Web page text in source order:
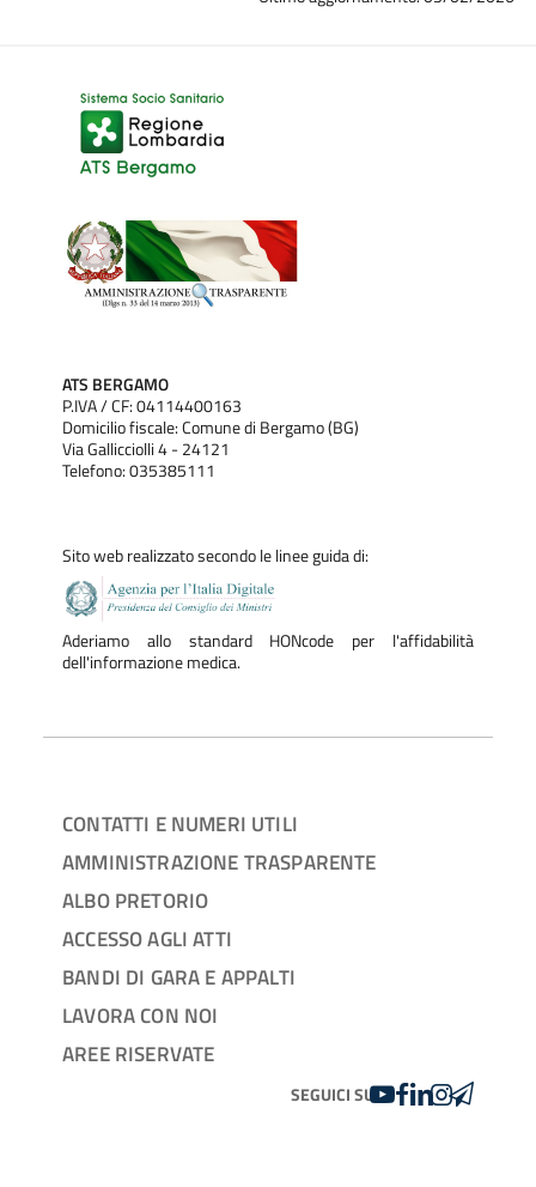
ATS BERGAMO
P.IVA / CF: 04114400163
Domicilio fiscale: Comune di Bergamo (BG)
Via Gallicciolli 4 - 24121
Telefono: 035385111
Sito web realizzato secondo le linee guida di:
Aderiamo allo standard HONcode per l'affidabilità
dell'informazione medica.
CONTATTI E NUMERI UTILI
AMMINISTRAZIONE TRASPARENTE
ALBO PRETORIO
ACCESSO AGLI ATTI
BANDI DI GARA E APPALTI
LAVORA CON NOI
AREE RISERVATE
SEGUICI SUYOUTUBE
FACEBOOK
LINKEDIN
INSTAGRAM